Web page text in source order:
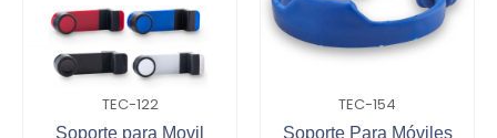
TEC-122
Soporte para Movil
TEC-154
Soporte Para Móviles